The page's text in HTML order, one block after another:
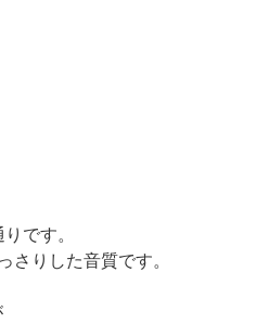
です。
りした音質です。